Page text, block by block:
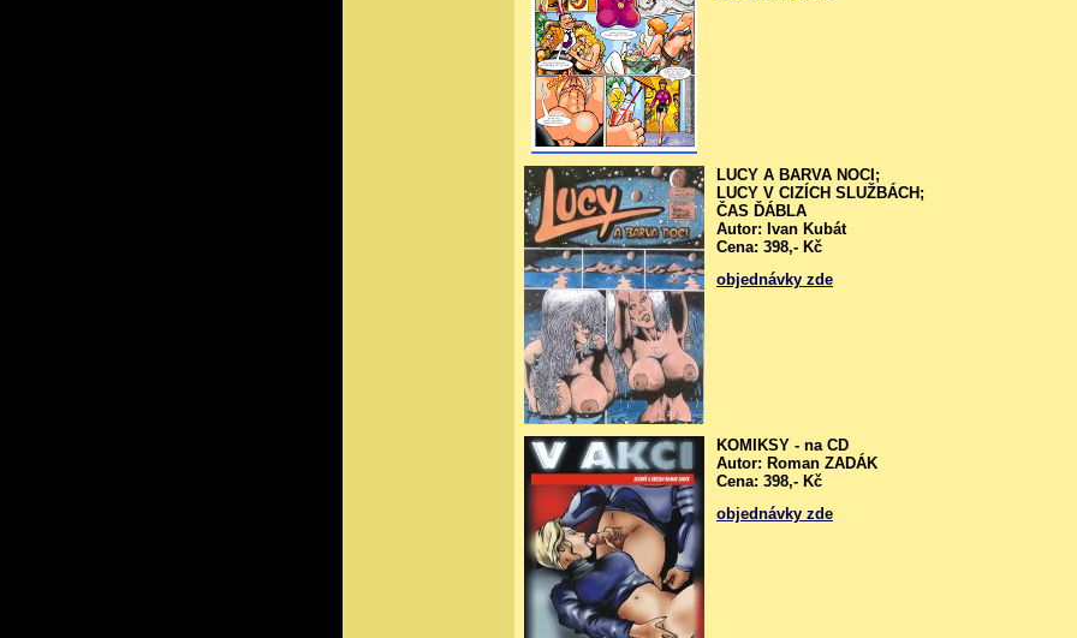
LUCY A BARVA NOCI;
LUCY V CIZÍCH SLUŽBÁCH;
ČAS ĎÁBLA
Autor: Ivan Kubát
Cena: 398,- Kč
objednávky zde
KOMIKSY - na CD
Autor: Roman ZADÁK
Cena: 398,- Kč
objednávky zde